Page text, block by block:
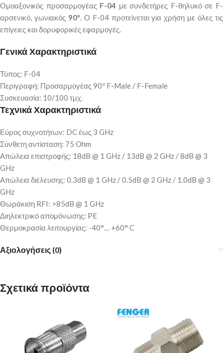
Ομοαξονικός προσαρμογέας F-04 με συνδετήρες F-θηλυκό σε F-
αρσενικό, γωνιακός 90º . Ο F-04 προτείνεται για χρήση με όλες τις
επίγειες και δορυφορικές εφαρμογές.
Γενικά Χαρακτηριστικά
Τύπος: F-04
Περιγραφή: Προσαρμογέας 90º F-Male / F-Female
Συσκευασία: 10/100 τμχ.
Τεχνικά Χαρακτηριστικά
Εύρος συχνοτήτων: DC έως 3 GHz
Σύνθετη αντίσταση: 75 Ohm
Απώλεια επιστροφής: 18dB @ 1 GHz / 13dB @ 2 GHz / 8dB @ 3
GHz
Απώλεια διέλευσης: 0.3dB @ 1 GHz / 0.5dB @ 2 GHz / 1.0dB @ 3
GHz
Θωράκιση RFI: >85dB @ 1 GHz
Διηλεκτρικό απομόνωσης: PE
Θερμοκρασία λειτουργίας: -40°… +60° C
Αξιολογήσεις (0)
Σχετικά προϊόντα